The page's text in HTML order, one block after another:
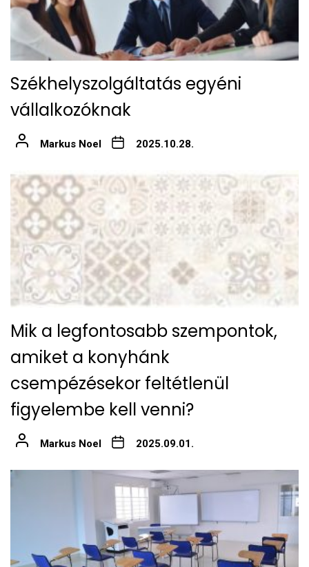
Székhelyszolgáltatás egyéni
vállalkozóknak
Markus Noel 2025.10.28.
Mik a legfontosabb szempontok,
amiket a konyhánk
csempézésekor feltétlenül
figyelembe kell venni?
Markus Noel 2025.09.01.